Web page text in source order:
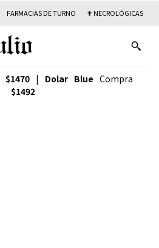
FARMACIAS DE TURNO ✟ NECROLÓGICAS
$1470 | Dolar Blue Compra
$1492